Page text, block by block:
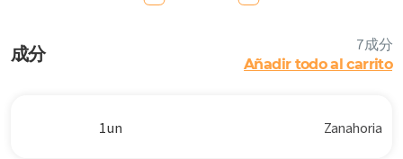
成分 7 成分
Añadir todo al carrito
1 un Zanahoria